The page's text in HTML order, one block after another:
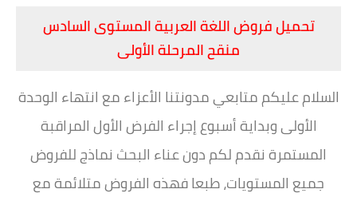
تحميل فروض اللغة العربية المستوى السادس
منقح المرحلة الأولى
السلام عليكم متابعي مدونتنا الأعزاء مع انتهاء الوحدة
الأولى وبداية أسبوع إجراء الفرض الأول المراقبة
المستمرة نقدم لكم دون عناء البحث نماذج للفروض
جميع المستويات، طبعا فهذه الفروض متلائمة مع